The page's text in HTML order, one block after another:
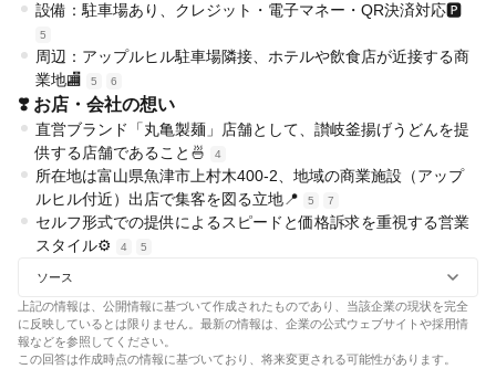
設備：駐車場あり、クレジット・電子マネー・QR決済対応🅿️
5
周辺：アップルヒル駐車場隣接、ホテルや飲食店が近接する商
業地🏬
5 6
❣️ お店・会社の想い
直営ブランド「丸亀製麺」店舗として、讃岐釜揚げうどんを提
供する店舗であること🍜
4
所在地は富山県魚津市上村木400-2、地域の商業施設（アップ
ルヒル付近）出店で集客を図る立地📍
5 7
セルフ形式での提供によるスピードと価格訴求を重視する営業
スタイル⚙️
4 5
ソース
上記の情報は、公開情報に基づいて作成されたものであり、当該企業の現状を完全
に反映しているとは限りません。最新の情報は、企業の公式ウェブサイトや採用情
報などを参照してください。
この回答は作成時点の情報に基づいており、将来変更される可能性があります。